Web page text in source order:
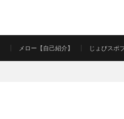
メロー【自己紹介】 じょびスポ